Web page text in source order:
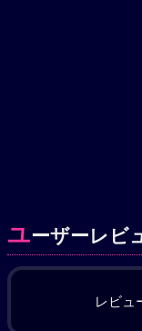
ユーザーレビ
レビュ